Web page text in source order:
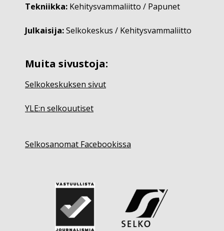
Tekniikka: Kehitysvammaliitto / Papunet
Julkaisija:Selkokeskus / Kehitysvammaliitto
Muita sivustoja:
Selkokeskuksen sivut
YLE:n selkouutiset
Selkosanomat Facebookissa